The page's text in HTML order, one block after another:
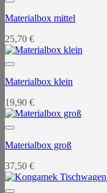
Materialbox mittel
25,70 €
Materialbox klein
19,90 €
Materialbox groß
37,50 €